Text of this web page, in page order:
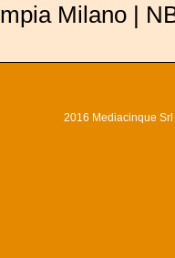
Milano |
2016 Mediacinque Srl